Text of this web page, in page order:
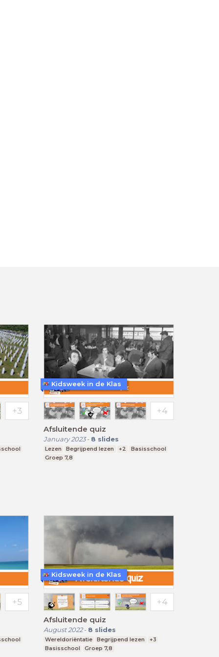
Afsluitende quiz
January 2023- 8 slides
Lezen Begrijpend lezen +2
Basisschool
Groep 7,8
Kidsweek in de Klas
Afsluitende quiz
August 2022- 8 slides
Wereldoriëntatie Begrijpend lezen
+3
Basisschool
Groep 7,8
Kidsweek in de Klas